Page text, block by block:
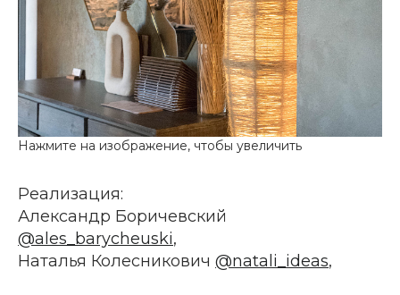
Реализация:
Александр Боричевский
@ales_barycheuski,
Наталья Колесникович @natali_ideas,